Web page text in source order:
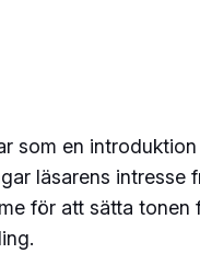
som en
läsarens
för att sätta